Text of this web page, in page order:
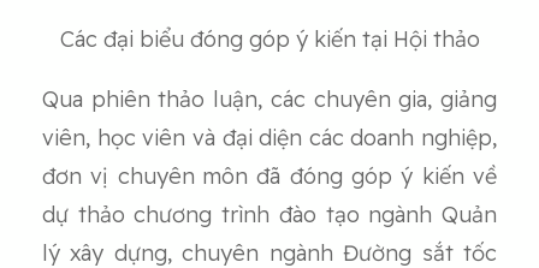
Các đại biểu đóng góp ý kiến tại Hội thảo
Qua phiên thảo luận, các chuyên gia, giảng
viên, học viên và đại diện các doanh nghiệp,
đơn vị chuyên môn đã đóng góp ý kiến về
dự thảo chương trình đào tạo ngành Quản
lý xây dựng, chuyên ngành Đường sắt tốc